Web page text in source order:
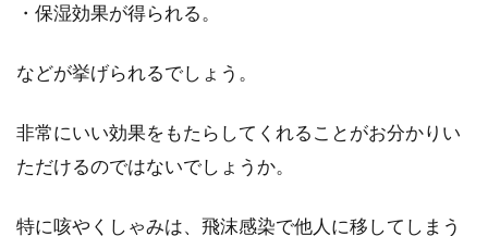
・保湿効果が得られる。
などが挙げられるでしょう。
非常にいい効果をもたらしてくれることがお分かりい
ただけるのではないでしょうか。
特に咳やくしゃみは、飛沫感染で他人に移してしまう